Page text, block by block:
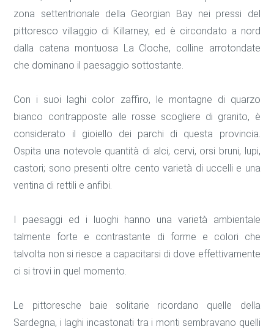
zona settentrionale della Georgian Bay nei pressi del
pittoresco villaggio di Killarney, ed è circondato a nord
dalla catena montuosa La Cloche, colline arrotondate
che dominano il paesaggio sottostante.
Con i suoi laghi color zaffiro, le montagne di quarzo
bianco contrapposte alle rosse scogliere di granito, è
considerato il gioiello dei parchi di questa provincia.
Ospita una notevole quantità di alci, cervi, orsi bruni, lupi,
castori; sono presenti oltre cento varietà di uccelli e una
ventina di rettili e anfibi.
I paesaggi ed i luoghi hanno una varietà ambientale
talmente forte e contrastante di forme e colori che
talvolta non si riesce a capacitarsi di dove effettivamente
ci si trovi in quel momento.
Le pittoresche baie solitarie ricordano quelle della
Sardegna, i laghi incastonati tra i monti sembravano quelli